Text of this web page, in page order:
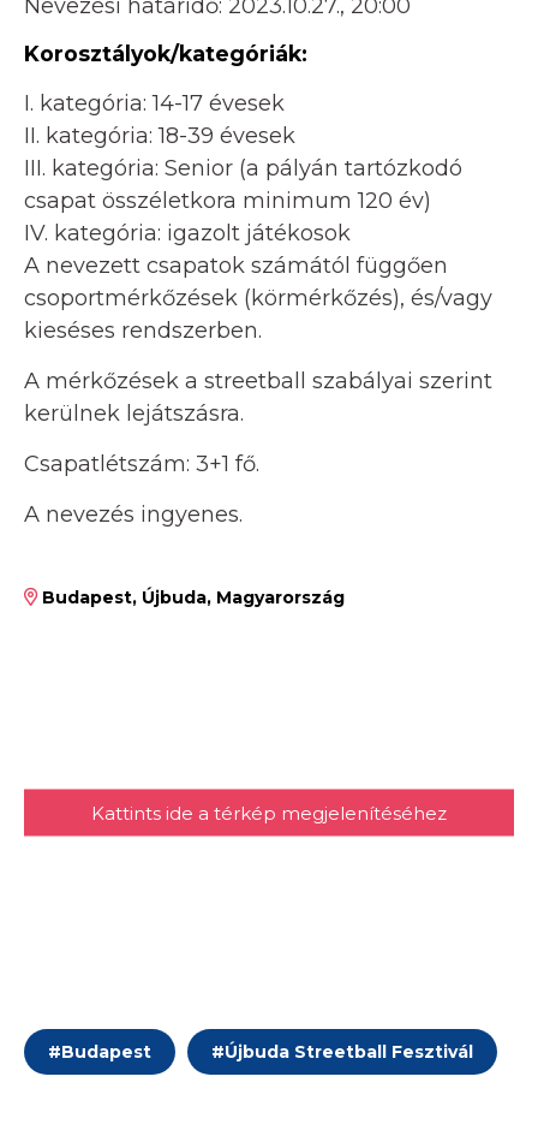
Nevezési határidő: 2023.10.27., 20:00
Korosztályok/kategóriák:
I. kategória: 14-17 évesek
II. kategória: 18-39 évesek
III. kategória: Senior (a pályán tartózkodó
csapat összéletkora minimum 120 év)
IV. kategória: igazolt játékosok
A nevezett csapatok számától függően
csoportmérkőzések (körmérkőzés), és/vagy
kieséses rendszerben.
A mérkőzések a streetball szabályai szerint
kerülnek lejátszásra.
Csapatlétszám: 3+1 fő.
A nevezés ingyenes.
Budapest, Újbuda, Magyarország
Kattints ide a térkép megjelenítéséhez
#Budapest #Újbuda Streetball Fesztivál